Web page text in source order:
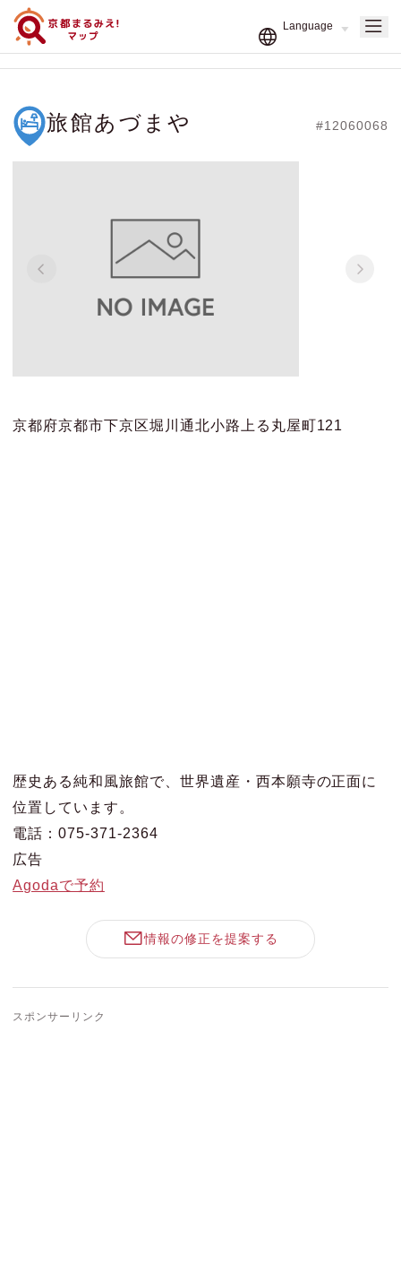
旅館あづまや #12060068
京都府京都市下京区堀川通北小路上る丸屋町121
歴史ある純和風旅館で、世界遺産・西本願寺の正面に
位置しています。
電話：075-371-2364
広告
Agodaで予約
情報の修正を提案する
スポンサーリンク